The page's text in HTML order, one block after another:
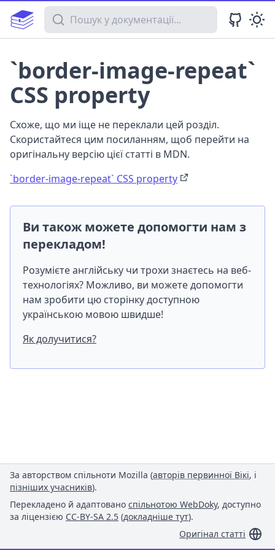
Пошук у документації
`border-image-repeat`
CSS property
Схоже, що ми іще не переклали цей розділ.
Скористайтеся цим посиланням, щоб перейти на
оригінальну версію цієї статті в MDN.
`border-image-repeat` CSS property
Ви також можете допомогти нам з
перекладом!
Розумієте англійську чи трохи знаєтесь на веб-
технологіях? Можливо, ви можете допомогти
нам зробити цю сторінку доступною
українською мовою швидше!
Як долучитися?
За авторством спільноти Mozilla (авторів первинної Вікі, і
пізніших учасників).
Перекладено й адаптовано спільнотою WebDoky, доступно
за ліцензією CC-BY-SA 2.5 (докладніше тут).
Оригінал статті